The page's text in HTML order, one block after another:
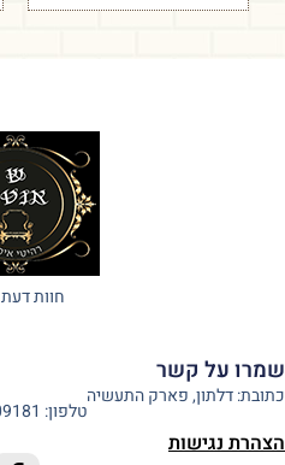
חוות דעת ZAP
שמרו על קשר
כתובת: דלתון, פארק התעשיה
טלפון: 0723209181
הצהרת נגישות